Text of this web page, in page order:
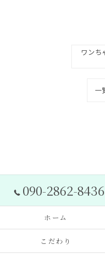
ワンち
一
090-2862-8436
ホーム
こだわり